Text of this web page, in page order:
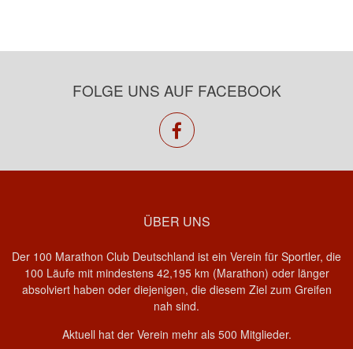
FOLGE UNS AUF FACEBOOK
facebook
ÜBER UNS
Der 100 Marathon Club Deutschland ist ein Verein für Sportler, die
100 Läufe mit mindestens 42,195 km (Marathon) oder länger
absolviert haben oder diejenigen, die diesem Ziel zum Greifen
nah sind.
Aktuell hat der Verein mehr als 500 Mitglieder.